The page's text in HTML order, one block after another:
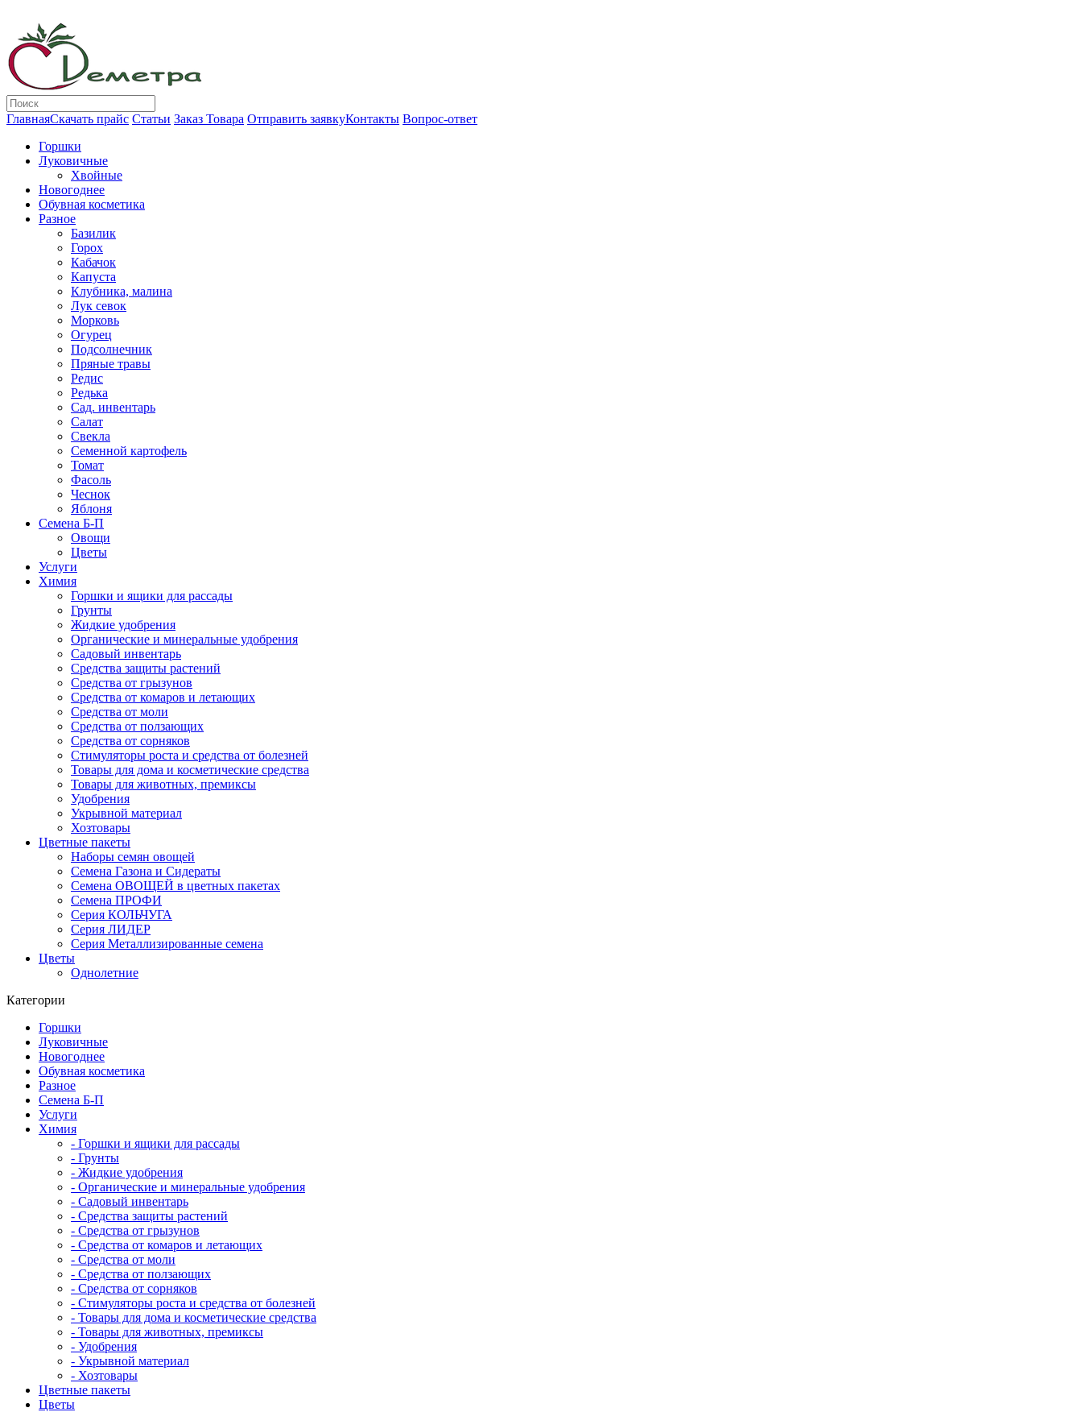
ГлавнаяСкачать прайс Статьи Заказ Товара Отправить заявкуКонтакты Вопрос-ответ
Горшки
Луковичные
Хвойные
Новогоднее
Обувная косметика
Разное
Базилик
Горох
Кабачок
Капуста
Клубника, малина
Лук севок
Морковь
Огурец
Подсолнечник
Пряные травы
Редис
Редька
Сад. инвентарь
Салат
Свекла
Семенной картофель
Томат
Фасоль
Чеснок
Яблоня
Семена Б-П
Овощи
Цветы
Услуги
Химия
Горшки и ящики для рассады
Грунты
Жидкие удобрения
Органические и минеральные удобрения
Садовый инвентарь
Средства защиты растений
Средства от грызунов
Средства от комаров и летающих
Средства от моли
Средства от ползающих
Средства от сорняков
Стимуляторы роста и средства от болезней
Товары для дома и косметические средства
Товары для животных, премиксы
Удобрения
Укрывной материал
Хозтовары
Цветные пакеты
Наборы семян овощей
Семена Газона и Сидераты
Семена ОВОЩЕЙ в цветных пакетах
Семена ПРОФИ
Серия КОЛЬЧУГА
Серия ЛИДЕР
Серия Металлизированные семена
Цветы
Однолетние
Категории
Горшки
Луковичные
Новогоднее
Обувная косметика
Разное
Семена Б-П
Услуги
Химия
- Горшки и ящики для рассады
- Грунты
- Жидкие удобрения
- Органические и минеральные удобрения
- Садовый инвентарь
- Средства защиты растений
- Средства от грызунов
- Средства от комаров и летающих
- Средства от моли
- Средства от ползающих
- Средства от сорняков
- Стимуляторы роста и средства от болезней
- Товары для дома и косметические средства
- Товары для животных, премиксы
- Удобрения
- Укрывной материал
- Хозтовары
Цветные пакеты
Цветы